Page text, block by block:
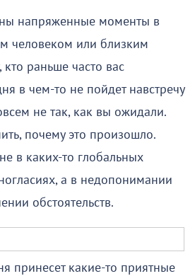
напряженные моменты в
человеком или близким
раньше часто вас
в чем-то не пойдет навстречу
не так, как вы ожидали.
почему это произошло.
в каких-то глобальных
а в недопонимании
обстоятельств.
принесет какие-то приятные